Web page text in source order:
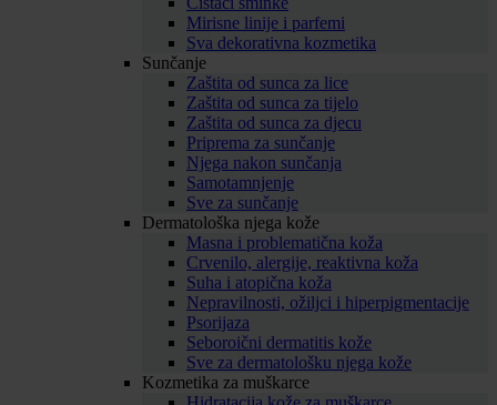
Mirisne linije i parfemi
Sva dekorativna kozmetika
Sunčanje
Zaštita od sunca za lice
Zaštita od sunca za tijelo
Zaštita od sunca za djecu
Priprema za sunčanje
Njega nakon sunčanja
Samotamnjenje
Sve za sunčanje
Dermatološka njega kože
Masna i problematična koža
Crvenilo, alergije, reaktivna koža
Suha i atopična koža
Nepravilnosti, ožiljci i hiperpigmentacije
Psorijaza
Seboroični dermatitis kože
Sve za dermatološku njega kože
Kozmetika za muškarce